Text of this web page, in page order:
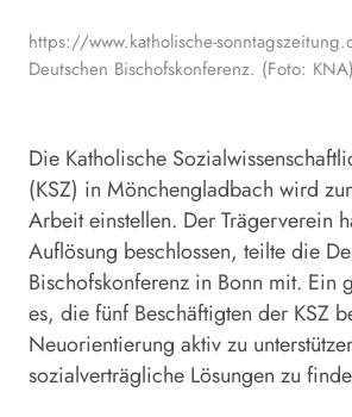
https://www.katholische-
Deutschen Bischofskonferenz. (Foto: KNA)
Die Katholische
(KSZ) in Mönchengladbach wird
Arbeit einstellen. Der Trägerverein
Auflösung beschlossen, teilte die
Bischofskonferenz in Bonn mit. Ein
es, die fünf Beschäftigten der KSZ
Neuorientierung aktiv zu
sozialverträgliche Lösungen zu